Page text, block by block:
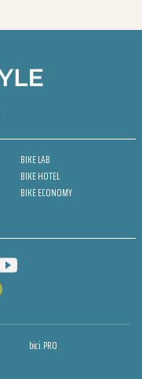
BIKE LAB
BIKE HOTEL
BIKE ECONOMY
bici.PRO